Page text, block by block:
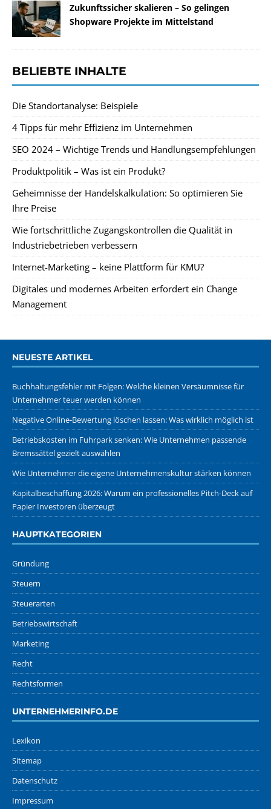
Zukunftssicher skalieren – So gelingen
Shopware Projekte im Mittelstand
BELIEBTE INHALTE
Die Standortanalyse: Beispiele
4 Tipps für mehr Effizienz im Unternehmen
SEO 2024 – Wichtige Trends und Handlungsempfehlungen
Produktpolitik – Was ist ein Produkt?
Geheimnisse der Handelskalkulation: So optimieren Sie
Ihre Preise
Wie fortschrittliche Zugangskontrollen die Qualität in
Industriebetrieben verbessern
Internet-Marketing – keine Plattform für KMU?
Digitales und modernes Arbeiten erfordert ein Change
Management
NEUESTE ARTIKEL
Buchhaltungsfehler mit Folgen: Welche kleinen Versäumnisse für
Unternehmer teuer werden können
Negative Online-Bewertung löschen lassen: Was wirklich möglich ist
Betriebskosten im Fuhrpark senken: Wie Unternehmen passende
Bremssättel gezielt auswählen
Wie Unternehmer die eigene Unternehmenskultur stärken können
Kapitalbeschaffung 2026: Warum ein professionelles Pitch-Deck auf
Papier Investoren überzeugt
HAUPTKATEGORIEN
Gründung
Steuern
Steuerarten
Betriebswirtschaft
Marketing
Recht
Rechtsformen
UNTERNEHMERINFO.DE
Lexikon
Sitemap
Datenschutz
Impressum